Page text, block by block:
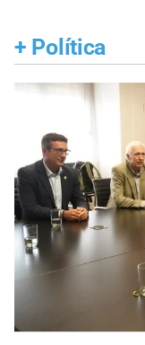
+ Política